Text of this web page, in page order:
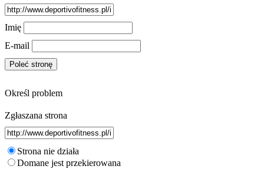
Imię
E-mail
Określ problem
Zgłaszana strona
Strona nie działa
Domane jest przekierowana